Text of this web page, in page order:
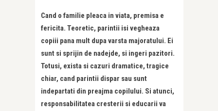
Cand o familie pleaca in viata, premisa e
fericita. Teoretic, parintii isi vegheaza
copiii pana mult dupa varsta majoratului. Ei
sunt si sprijin de nadejde, si ingeri pazitori.
Totusi, exista si cazuri dramatice, tragice
chiar, cand parintii dispar sau sunt
indepartati din preajma copilului. Si atunci,
responsabilitatea cresterii si educarii va